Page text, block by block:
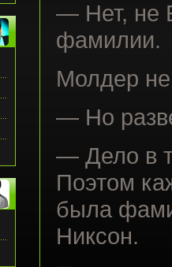
— Нет, не
фамилии.
Молдер
— Но
— Дело в
Поэтом
была
Никсон.